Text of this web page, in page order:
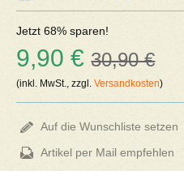
Jetzt 68% sparen!
9,90 €30,90 €
(inkl. MwSt., zzgl.Versandkosten)
Auf die Wunschliste setzen
Artikel per Mail empfehlen